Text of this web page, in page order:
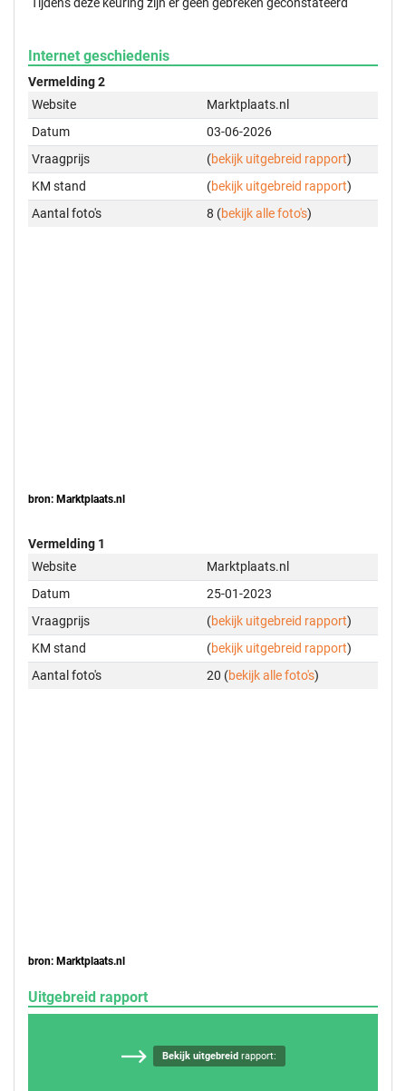
Internet geschiedenis
Vermelding 2
Website
Marktplaats.nl
Datum
03-06-2026
Vraagprijs
(bekijk uitgebreid rapport)
KM stand
(bekijk uitgebreid rapport)
Aantal foto's
8 (bekijk alle foto's)
bron: Marktplaats.nl
Vermelding 1
Website
Marktplaats.nl
Datum
25-01-2023
Vraagprijs
(bekijk uitgebreid rapport)
KM stand
(bekijk uitgebreid rapport)
Aantal foto's
20 (bekijk alle foto's)
bron: Marktplaats.nl
Uitgebreid rapport
Bekijk uitgebreidrapport: